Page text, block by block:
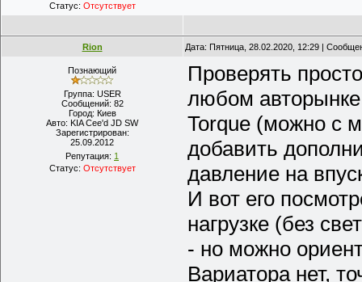
Статус: Отсутствует
Rion Дата: Пятница, 28.02.2020, 12:29 |
Познающий
Группа: USER
Сообщений: 82
Город: Киев
Авто: KIA Cee'd JD SW
Зарегистрирован:
25.09.2012
Репутация: 1
Статус: Отсутствует
Проверять
любом
Torque (можно с
добавить
давление на
И вот его
нагрузке (без
- но можно
Вариатора нет,